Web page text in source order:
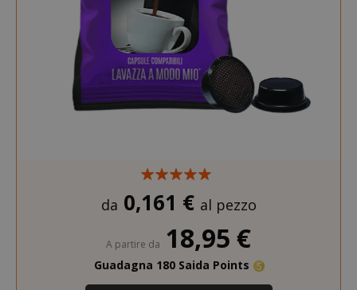
da 0,161 € al pezzo
A partire da 18,95 €
Guadagna 180 Saida Points